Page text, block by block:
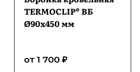
TERMOCLIP® ВБ
Ø90х450 мм
от 1 700 ₽